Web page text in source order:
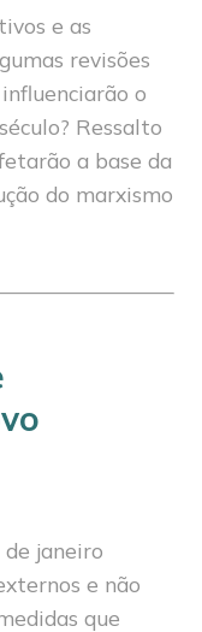
e as
revisões
o
Ressalto
a base da
do marxismo
janeiro
e não
que